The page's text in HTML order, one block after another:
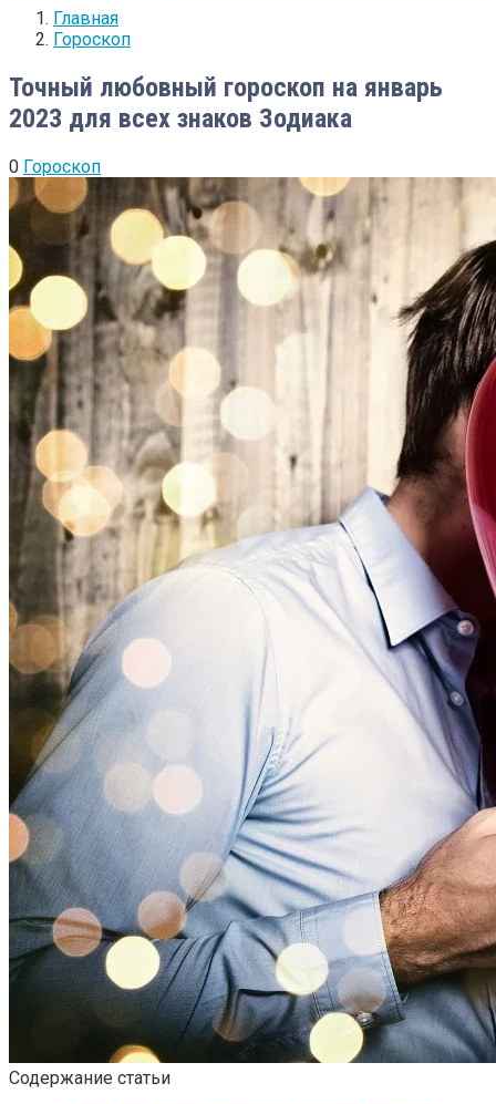
Главная
Гороскоп
Точный любовный гороскоп на январь
2023 для всех знаков Зодиака
0 Гороскоп
Содержание статьи